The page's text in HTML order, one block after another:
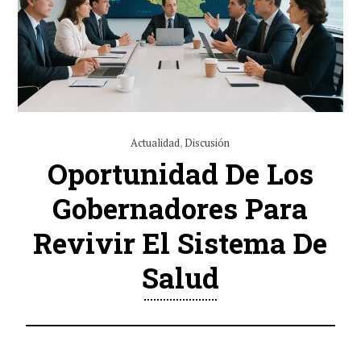
Actualidad,Discusión
Oportunidad De Los
Gobernadores Para
Revivir El Sistema De
Salud